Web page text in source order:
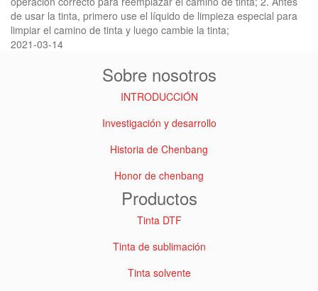
de usar la tinta, primero use el líquido de limpieza especial para
limpiar el camino de tinta y luego cambie la tinta;
2021-03-14
Sobre nosotros
INTRODUCCIÓN
Investigación y desarrollo
Historia de Chenbang
Honor de chenbang
Productos
Tinta DTF
Tinta de sublimación
Tinta solvente